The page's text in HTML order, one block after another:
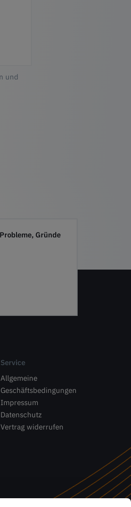
und
Gründe
Service
Allgemeine
Geschäftsbedingungen
Impressum
Datenschutz
Vertrag widerrufen